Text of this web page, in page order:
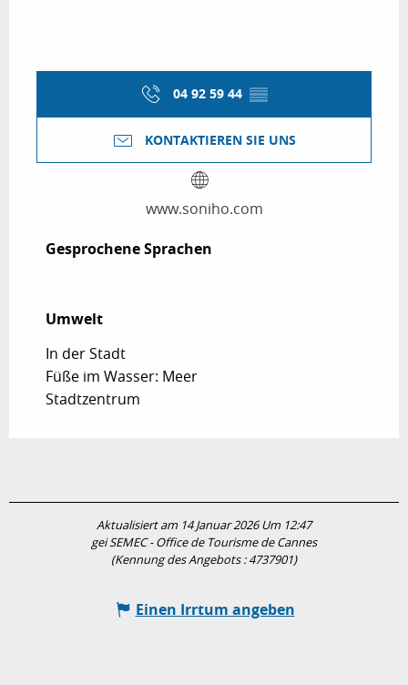
04 92 59 44 ▒▒
KONTAKTIEREN SIE UNS
www.soniho.com
Gesprochene Sprachen
Gesprochene Sprachen
Umwelt
Umwelt
In der Stadt
Füße im Wasser: Meer
Stadtzentrum
Aktualisiert am 14 Januar 2026 Um 12:47
gei SEMEC - Office de Tourisme de Cannes
(Kennung des Angebots :4737901)
Einen Irrtum angeben